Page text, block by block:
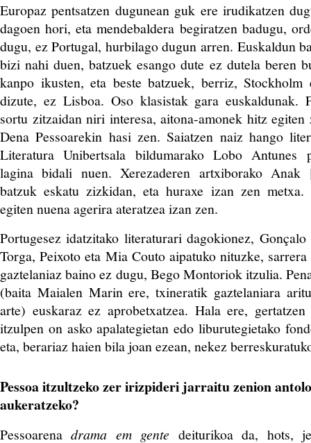
Europaz pentsatzen dugunean guk ere irudikatzen
dagoen hori, eta mendebaldera begiratzen badugu,
dugu, ez Portugal, hurbilago dugun arren. Euskaldun
bizi nahi duen, batzuek esango dute ez dutela beren
kanpo ikusten, eta beste batzuek, berriz,
dizute, ez Lisboa. Oso klasistak gara euskaldunak.
sortu zitzaidan niri interesa, aitona-amonek hitz egiten
Dena Pessoarekin hasi zen. Saiatzen naiz hango
Literatura Unibertsala bildumarako Lobo Antunes
lagina bidali nuen. Xerezaderen artxiborako Anak
batzuk eskatu zizkidan, eta huraxe izan zen metxa.
egiten nuena agerira ateratzea izan zen.
Portugesez idatzitako literaturari dagokionez,
Torga, Peixoto eta Mia Couto aipatuko nituzke,
gaztelaniaz baino ez dugu, Bego Montoriok itzulia.
(baita Maialen Marin ere, txineratik gaztelaniara
arte) euskaraz ez aprobetxatzea. Hala ere,
itzulpen on asko apalategietan edo liburutegietako
eta, berariaz haien bila joan ezean, nekez
Pessoa itzultzeko zer irizpideri jarraitu zenion
aukeratzeko?
Pessoarenadrama em gente deiturikoa da, hots,